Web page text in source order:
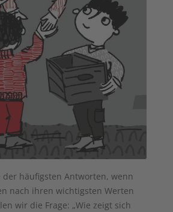
der häufigsten Antworten, wenn
nach ihren wichtigsten Werten
wir die Frage: „Wie zeigt sich